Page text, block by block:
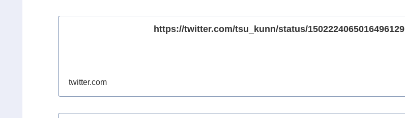
https://twitter.com/tsu_kunn/status/1502224065016496129
twitter.com